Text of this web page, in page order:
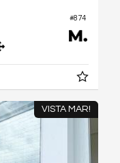
#874
VISTA MAR!